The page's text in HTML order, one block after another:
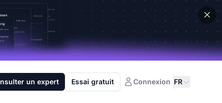
un expert Essai gratuit Connexion FR